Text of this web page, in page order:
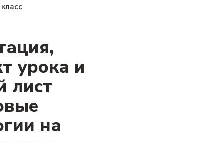
урока и
лист
на